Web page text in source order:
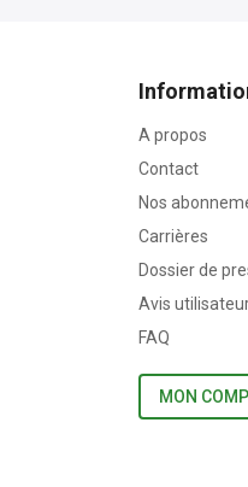
A propos
Contact
Nos
Carrières
Dossier de
Avis
FAQ
MON